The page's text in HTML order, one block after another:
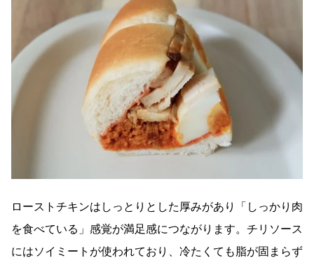
ローストチキンはしっとりとした厚みがあり「しっかり肉
を食べている」感覚が満足感につながります。チリソース
にはソイミートが使われており、冷たくても脂が固まらず